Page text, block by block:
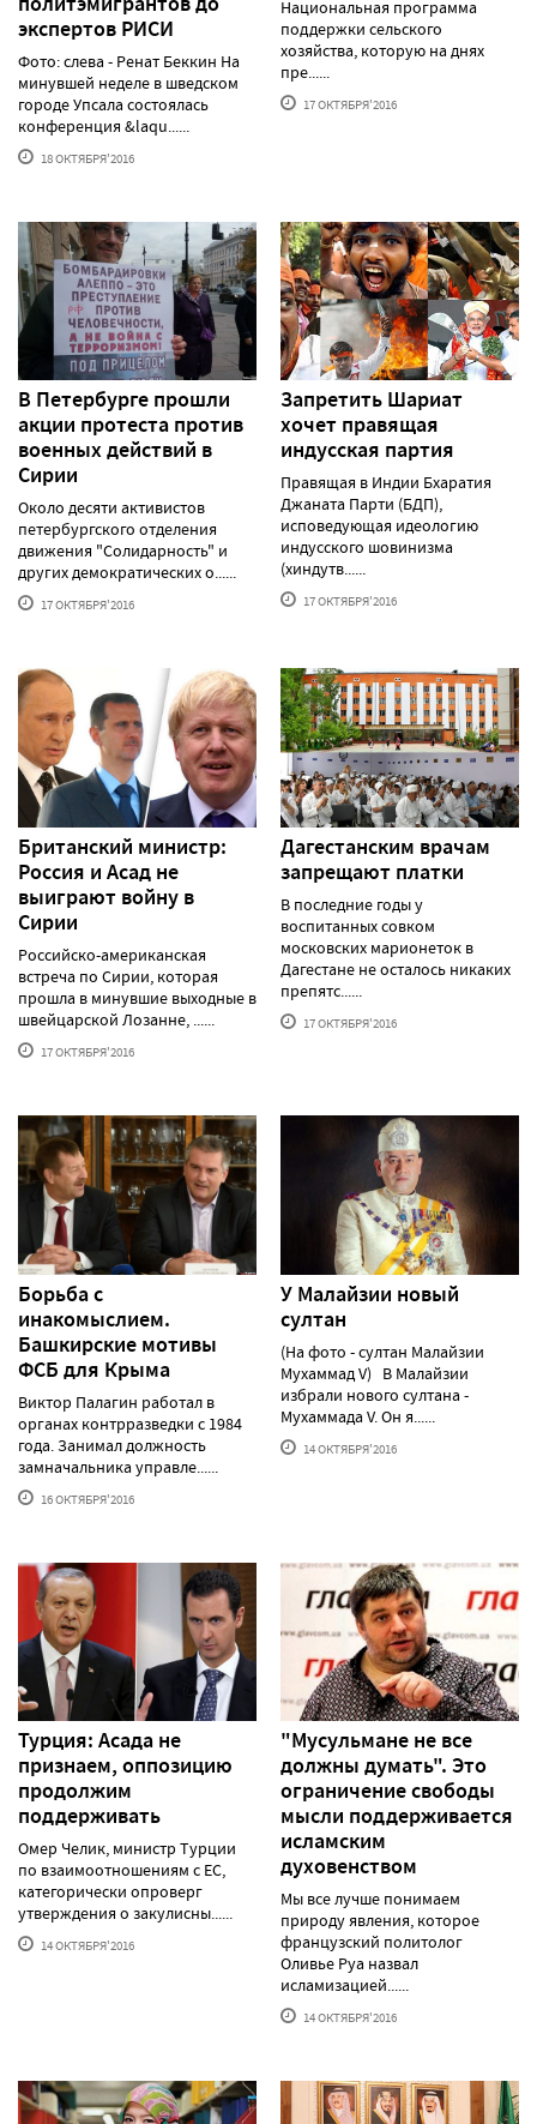
экспертов РИСИ
Фото: слева - Ренат Беккин На
минувшей неделе в шведском
городе Упсала состоялась
конференция &laqu......
18 ОКТЯБРЯ'2016
Национальная программа
поддержки сельского
хозяйства, которую на днях
пре......
17 ОКТЯБРЯ'2016
В Петербурге прошли
акции протеста против
военных действий в
Сирии
Около десяти активистов
петербургского отделения
движения "Солидарность" и
других демократических о......
17 ОКТЯБРЯ'2016
Запретить Шариат
хочет правящая
индусская партия
Правящая в Индии Бхаратия
Джаната Парти (БДП),
исповедующая идеологию
индусского шовинизма
(хиндутв......
17 ОКТЯБРЯ'2016
Британский министр:
Россия и Асад не
выиграют войну в
Сирии
Российско-американская
встреча по Сирии, которая
прошла в минувшие выходные в
швейцарской Лозанне, ......
17 ОКТЯБРЯ'2016
Дагестанским врачам
запрещают платки
В последние годы у
воспитанных совком
московских марионеток в
Дагестане не осталось никаких
препятс......
17 ОКТЯБРЯ'2016
Борьба с
инакомыслием.
Башкирские мотивы
ФСБ для Крыма
Виктор Палагин работал в
органах контрразведки с 1984
года. Занимал должность
замначальника управле......
16 ОКТЯБРЯ'2016
У Малайзии новый
султан
(На фото - султан Малайзии
Мухаммад V) В Малайзии
избрали нового султана -
Мухаммада V. Он я......
14 ОКТЯБРЯ'2016
Турция: Асада не
признаем, оппозицию
продолжим
поддерживать
Омер Челик, министр Турции
по взаимоотношениям с ЕС,
категорически опроверг
утверждения о закулисны......
14 ОКТЯБРЯ'2016
"Мусульмане не все
должны думать". Это
ограничение свободы
мысли поддерживается
исламским
духовенством
Мы все лучше понимаем
природу явления, которое
французский политолог
Оливье Руа назвал
исламизацией......
14 ОКТЯБРЯ'2016